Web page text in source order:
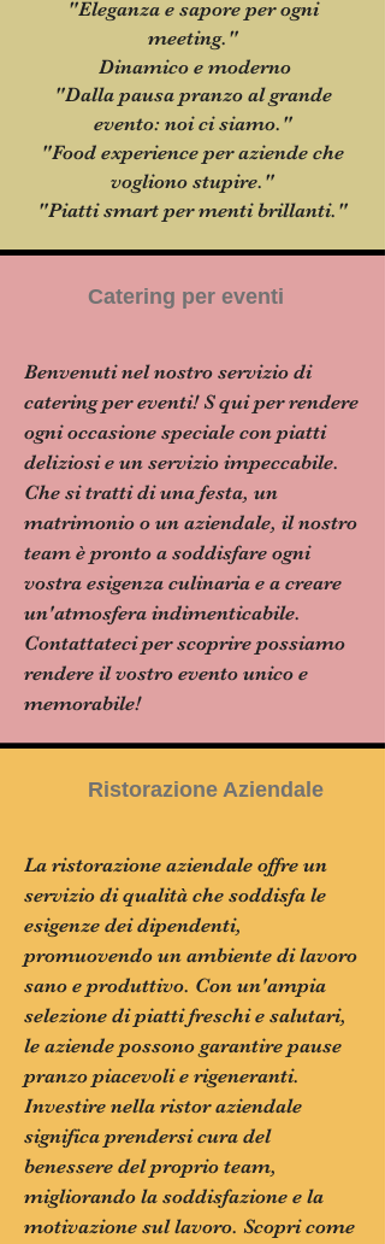
"Eleganza e sapore per ogni
meeting."
Dinamico e moderno
"Dalla pausa pranzo al grande
evento: noi ci siamo."
"Food experience per aziende che
vogliono stupire."
"Piatti smart per menti brillanti."
Catering per eventi
Benvenuti nel nostro servizio di
catering per eventi! S qui per rendere
ogni occasione speciale con piatti
deliziosi e un servizio impeccabile.
Che si tratti di una festa, un
matrimonio o un aziendale, il nostro
team è pronto a soddisfare ogni
vostra esigenza culinaria e a creare
un'atmosfera indimenticabile.
Contattateci per scoprire possiamo
rendere il vostro evento unico e
memorabile!
Ristorazione Aziendale
La ristorazione aziendale offre un
servizio di qualità che soddisfa le
esigenze dei dipendenti,
promuovendo un ambiente di lavoro
sano e produttivo. Con un'ampia
selezione di piatti freschi e salutari,
le aziende possono garantire pause
pranzo piacevoli e rigeneranti.
Investire nella ristor aziendale
significa prendersi cura del
benessere del proprio team,
migliorando la soddisfazione e la
motivazione sul lavoro. Scopri come